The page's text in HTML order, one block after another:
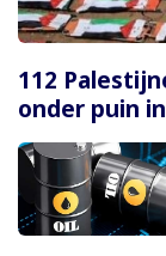
112
onder puin